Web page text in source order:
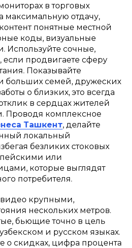
в торговых
максимальную отдачу,
понятные местной
коды, визуальные
Используйте сочные,
продвигаете сферу
Показывайте
больших семей, дружеских
о близких, это всегда
в сердцах жителей
Проводя комплексное
Ташкент, делайте
локальный
безликих стоковых
или
которые выглядят
потребителя.
видео крупными,
нескольких метров.
бьющие точно в цель
и русском языках.
о скидках, цифра процента